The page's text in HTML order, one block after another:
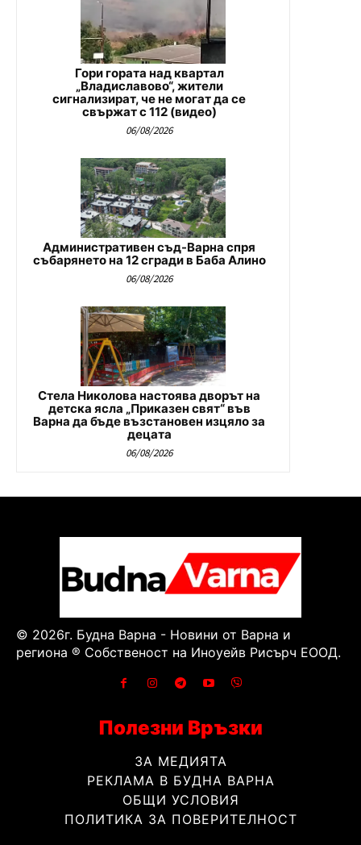
Гори гората над квартал
„Владиславово“, жители
сигнализират, че не могат да се
свържат с 112 (видео)
06/08/2026
Административен съд-Варна спря
събарянето на 12 сгради в Баба Алино
06/08/2026
Стела Николова настоява дворът на
детска ясла „Приказен свят“ във
Варна да бъде възстановен изцяло за
децата
06/08/2026
© 2026г. Будна Варна - Новини от Варна и
региона ® Собственост на Иноуейв Рисърч ЕООД.
Полезни Връзки
ЗА МЕДИЯТА
РЕКЛАМА В БУДНА ВАРНА
ОБЩИ УСЛОВИЯ
ПОЛИТИКА ЗА ПОВЕРИТЕЛНОСТ